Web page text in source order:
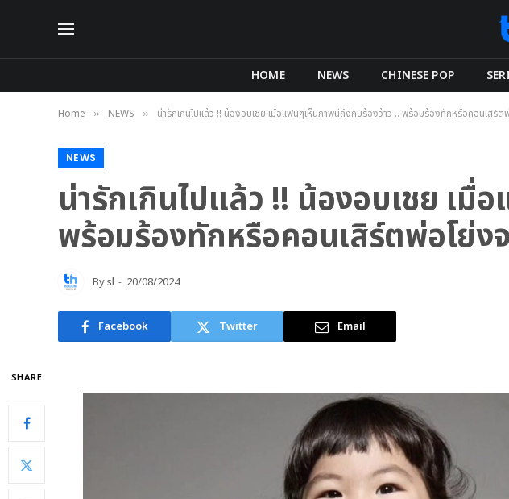
HOME NEWS CHINESE POP
Home » NEWS » น่ารักเกินไปแล้ว !! น้องอบเชย เมื่อแฟนๆเห็นภาพนี้ถึงกับร้องว้าว .. พร้อมร้องทักหรือคอนเสิร์
NEWS
น่ารักเกินไปแล้ว !! น้องอบเชย เมื่
พร้อมร้องทักหรือคอนเสิร์ตพ่อโย่
Bysl 20/08/2024
Facebook Twitter Email
SHARE